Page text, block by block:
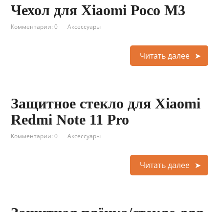
Чехол для Xiaomi Poco M3
Комментарии: 0 Аксессуары
Читать далее
Защитное стекло для Xiaomi
Redmi Note 11 Pro
Комментарии: 0 Аксессуары
Читать далее